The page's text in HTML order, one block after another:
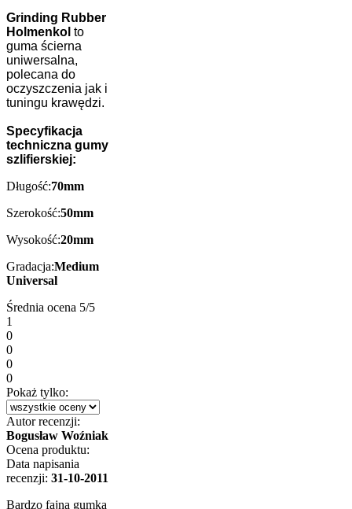
Grinding Rubber
Holmenkol to
guma ścierna
uniwersalna,
polecana do
oczyszczenia jak i
tuningu krawędzi.
Specyfikacja
techniczna gumy
szlifierskiej:
Długość:70mm
Szerokość:50mm
Wysokość:20mm
Gradacja:Medium
Universal
Średnia ocena 5/5
1
0
0
0
0
Pokaż tylko:
Autor recenzji:
Bogusław Woźniak
Ocena produktu:
Data napisania
recenzji: 31-10-2011
Bardzo fajna gumka